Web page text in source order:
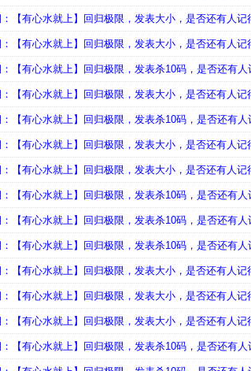
【有心水就上】回归极限，发表大小，是否还有人记
【有心水就上】回归极限，发表大小，是否还有人记
【有心水就上】回归极限，发表杀10码，是否还有人
【有心水就上】回归极限，发表大小，是否还有人记
【有心水就上】回归极限，发表杀10码，是否还有人
【有心水就上】回归极限，发表大小，是否还有人记
【有心水就上】回归极限，发表大小，是否还有人记
【有心水就上】回归极限，发表杀10码，是否还有人
【有心水就上】回归极限，发表杀10码，是否还有人
【有心水就上】回归极限，发表杀10码，是否还有人
【有心水就上】回归极限，发表大小，是否还有人记
【有心水就上】回归极限，发表大小，是否还有人记
【有心水就上】回归极限，发表大小，是否还有人记
【有心水就上】回归极限，发表杀10码，是否还有人